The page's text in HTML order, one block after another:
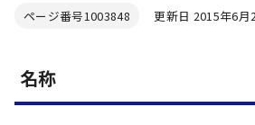
ページ番号1003848 更新日 2015年6月
名称